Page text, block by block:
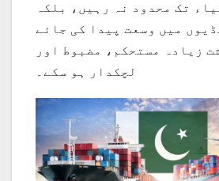
تک محدود نہ رہیں، بلکہ
میں وسعت پیدا کی جائے
زیادہ مستحکم، مضبوط اور
لچکدار ہو سکے۔